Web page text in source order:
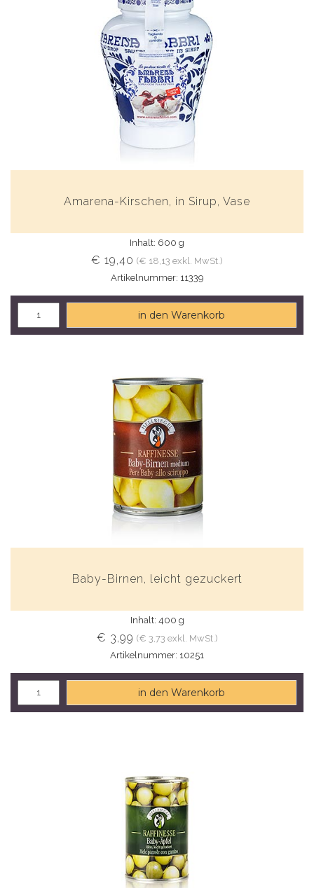
Amarena-Kirschen, in Sirup, Vase
Inhalt: 600 g
€ 19,40 (€ 18,13 exkl. MwSt.)
Artikelnummer: 11339
in den Warenkorb
Baby-Birnen, leicht gezuckert
Inhalt: 400 g
€ 3,99 (€ 3,73 exkl. MwSt.)
Artikelnummer: 10251
in den Warenkorb